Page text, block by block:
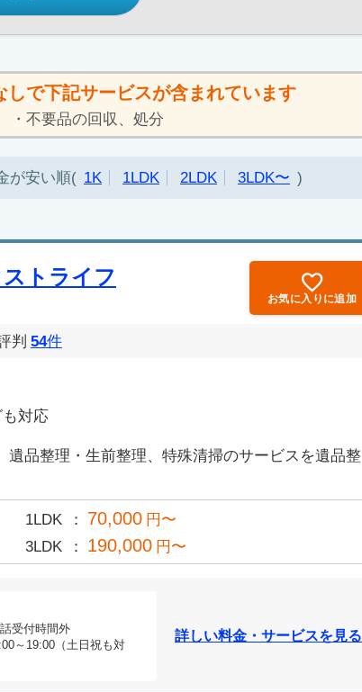
しで下記サービスが含まれています
不要品の回収、処分
が安い順 1K 1LDK 2LDK 3LDK〜
トライフ
お気に入りに追加
判 54件
対応
遺品整理・生前整理、特殊清掃のサービスを遺品整
1LDK 70,000 円〜
3LDK 190,000 円〜
受付時間外
～19:00（土日祝も対
詳しい料金・サービスを見る